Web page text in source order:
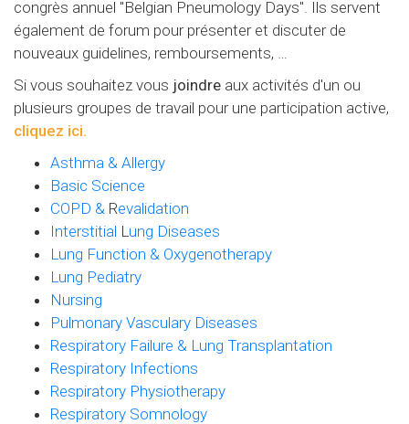
congrès annuel "Belgian Pneumology Days". Ils servent
également de forum pour présenter et discuter de
nouveaux guidelines, remboursements, …
Si vous souhaitez vous joindre aux activités d'un ou
plusieurs groupes de travail pour une participation active,
cliquez ici.
Asthma & Allergy
Basic Science
COPD & Revalidation
Interstitial Lung Diseases
Lung Function & Oxygenotherapy
Lung Pediatry
Nursing
Pulmonary Vasculary Diseases
Respiratory Failure & Lung Transplantation
Respiratory Infections
Respiratory Physiotherapy
Respiratory Somnology